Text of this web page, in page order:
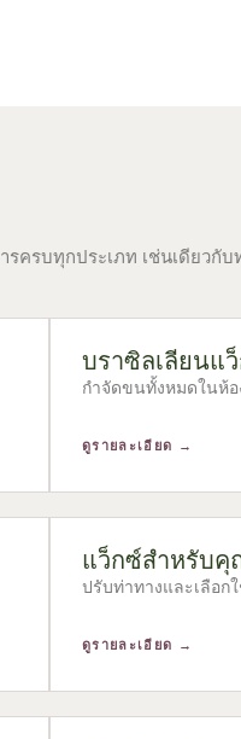
รบทุกประเภท เช่นเดียวกับ
บราซิลเลียนแ
กำจัดขนทั้งหมดในห้
ดูรายละเอียด →
แว็กซ์สำหรับ
ปรับท่าทางและเลือ
ดูรายละเอียด →